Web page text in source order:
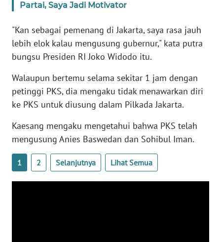
Partai, Saya Jadi Motivator
"Kan sebagai pemenang di Jakarta, saya rasa jauh
lebih elok kalau mengusung gubernur," kata putra
bungsu Presiden RI Joko Widodo itu.
Walaupun bertemu selama sekitar 1 jam dengan
petinggi PKS, dia mengaku tidak menawarkan diri
ke PKS untuk diusung dalam Pilkada Jakarta.
Kaesang mengaku mengetahui bahwa PKS telah
mengusung Anies Baswedan dan Sohibul Iman.
1 2 Selanjutnya Lihat Semua
WN
WN
BABEL
WN
SUMBAR
SUMSEL
WN
BENGKULU